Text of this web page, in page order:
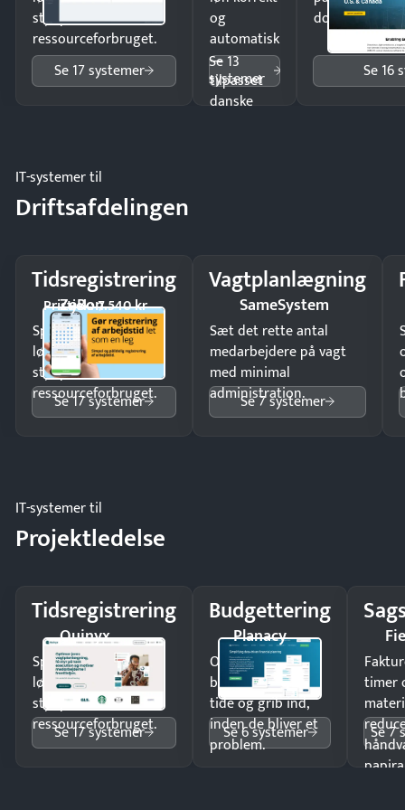
styr på
ressourceforbruget.
Se 17 systemer
og
automatisk
—
tilpasset
danske
Se 13
systemer
dokumenter.
Se 16
IT-systemer til
Driftsafdelingen
Tidsregistrering
ZeBon
Pristjek: 7.540 kr
Spar tid på
lønberegning og få
styr på
ressourceforbruget.
Se 17 systemer
Vagtplanlægning
SameSystem
Sæt det rette antal
medarbejdere på vagt
med minimal
administration.
Se 7 systemer
IT-systemer til
Projektledelse
Tidsregistrering
Quinyx
Spar tid på
lønberegning og få
styr på
ressourceforbruget.
Se 17 systemer
Budgettering
Planacy
Opdag
budgetafvigelser i
tide og grib ind,
inden de bliver et
problem.
Se 6 systemer
timer
Se 7